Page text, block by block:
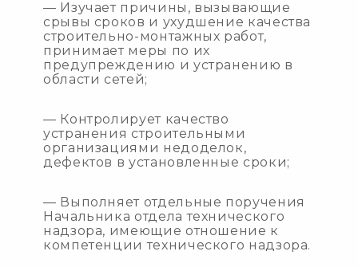
— Изучает причины, вызывающие
срывы сроков и ухудшение качества
строительно-монтажных работ,
принимает меры по их
предупреждению и устранению в
области сетей;
— Контролирует качество
устранения строительными
организациями недоделок,
дефектов в установленные сроки;
— Выполняет отдельные поручения
Начальника отдела технического
надзора, имеющие отношение к
компетенции технического надзора.